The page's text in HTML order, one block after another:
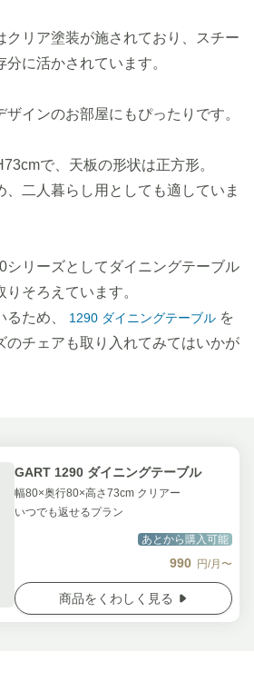
クリア塗装が施されており、スチー
に活かされています。
インのお部屋にもぴったりです。
で、天板の形状は正方形。
、二人暮らし用としても適していま
シリーズとしてダイニングテーブル
そろえています。
るため、 1290 ダイニングテーブル を
のチェアも取り入れてみてはいかが
GART 1290 ダイニングテーブル
幅80×奥行80×高さ73cm クリアー
いつでも返せるプラン
あとから購入可能
990 円/月〜
商品をくわしく見る